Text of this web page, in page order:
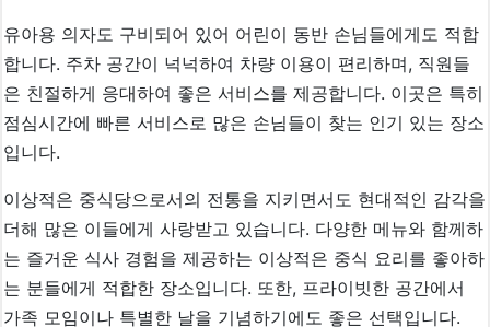
유아용 의자도 구비되어 있어 어린이 동반 손님들에게도 적합
합니다. 주차 공간이 넉넉하여 차량 이용이 편리하며, 직원들
은 친절하게 응대하여 좋은 서비스를 제공합니다. 이곳은 특히
점심시간에 빠른 서비스로 많은 손님들이 찾는 인기 있는 장소
입니다.
이상적은 중식당으로서의 전통을 지키면서도 현대적인 감각을
더해 많은 이들에게 사랑받고 있습니다. 다양한 메뉴와 함께하
는 즐거운 식사 경험을 제공하는 이상적은 중식 요리를 좋아하
는 분들에게 적합한 장소입니다. 또한, 프라이빗한 공간에서
가족 모임이나 특별한 날을 기념하기에도 좋은 선택입니다.